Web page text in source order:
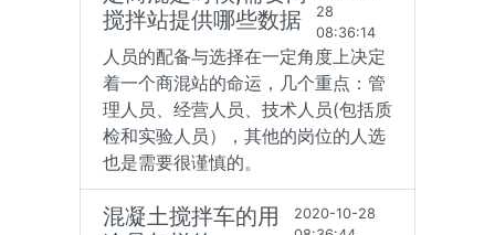
搅拌站提供哪些数据
28
08:36:14
人员的配备与选择在一定角度上决定
着一个商混站的命运，几个重点：管
理人员、经营人员、技术人员(包括质
检和实验人员），其他的岗位的人选
也是需要很谨慎的。
混凝土搅拌车的用
2020-10-28